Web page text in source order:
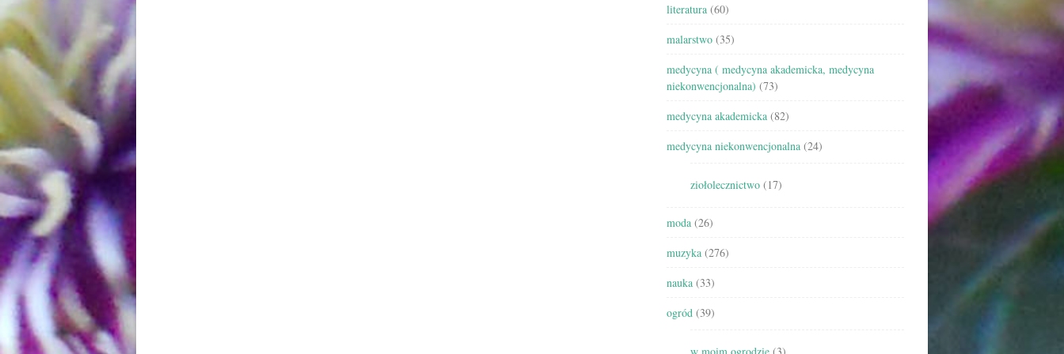
literatura (60)
malarstwo (35)
medycyna ( medycyna akademicka, medycyna
niekonwencjonalna) (73)
medycyna akademicka (82)
medycyna niekonwencjonalna (24)
ziołolecznictwo (17)
moda (26)
muzyka (276)
nauka (33)
ogród (39)